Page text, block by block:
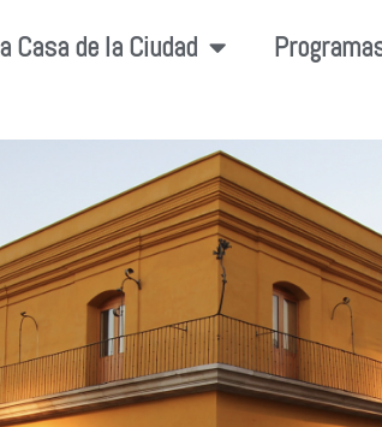
Casa de la Ciudad